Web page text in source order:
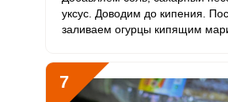
уксус. Доводим до кипения.
заливаем огурцы кипящим
7